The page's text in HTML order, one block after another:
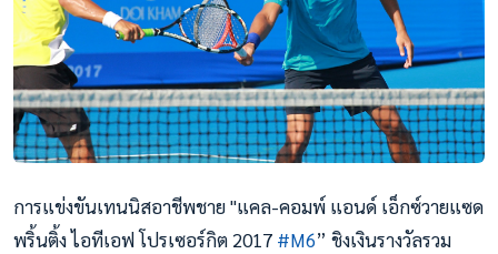
การแข่งขันเทนนิสอาชีพชาย "แคล-คอมพ์ แอนด์ เอ็กซ์วายแซด
พริ้นติ้ง ไอทีเอฟ โปรเซอร์กิต 2017 #M6” ชิงเงินรางวัลรวม